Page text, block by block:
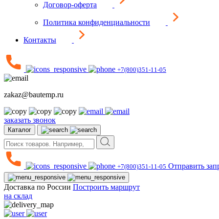
Договор-оферта
Политика конфиденциальности
Контакты
+7(800)351-11-05
zakaz@bautemp.ru
заказать звонок
Каталог
+7(800)351-11-05 Отправить
Доставка по России Построить маршрут
на склад